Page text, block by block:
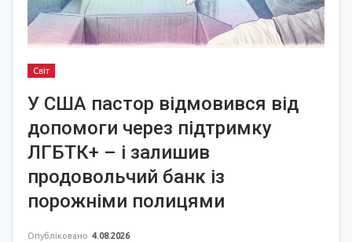
Світ
У США пастор відмовився від
допомоги через підтримку
ЛГБТК+ – і залишив
продовольчий банк із
порожніми полицями
Опубліковано 4.08.2026